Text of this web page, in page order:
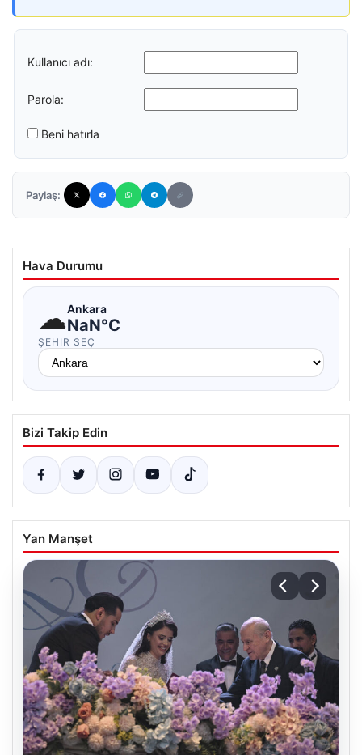
Kullanıcı adı:
Parola:
Beni hatırla
Paylaş:
Hava Durumu
☁Ankara
NaN°C
ŞEHIR SEÇ
Bizi Takip Edin
Yan Manşet